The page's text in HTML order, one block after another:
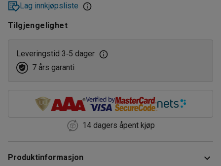
Hageavfall
Harde plastforpakninger
Kartong
Klart glass
Myke plastforpakninger
Lag innkjøpsliste
Tilgjengelighet
Leveringstid 3‑5 dager
7 års garanti
14 dagers åpent kjøp
Produktinformasjon